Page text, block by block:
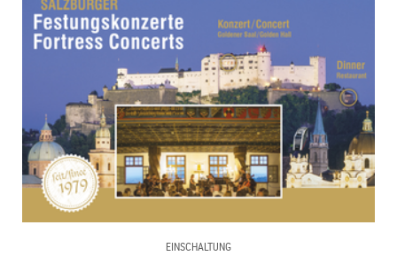
EINSCHALTUNG